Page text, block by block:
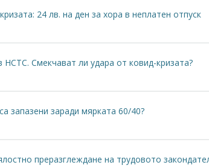
24 лв. на ден за хора в неплатен отпуск
Смекчават ли удара от ковид-кризата?
запазени заради мярката 60/40?
преразглеждане на трудовото